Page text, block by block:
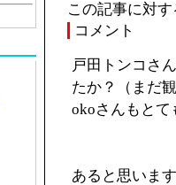
この記事に対
コメント
戸田トンコさ
たか？（まだ
okoさんもとて
あると思いま